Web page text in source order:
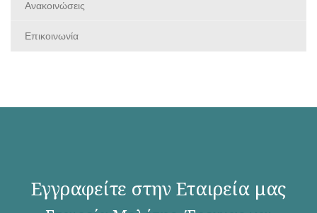
Ανακοινώσεις
Επικοινωνία
Εγγραφείτε στην Εταιρεία μας